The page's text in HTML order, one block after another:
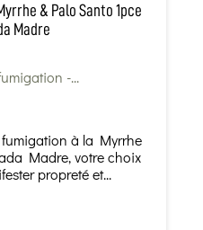
& Palo Santo 1pce
Madre
à la Myrrhe
Madre, votre choix
propreté et...